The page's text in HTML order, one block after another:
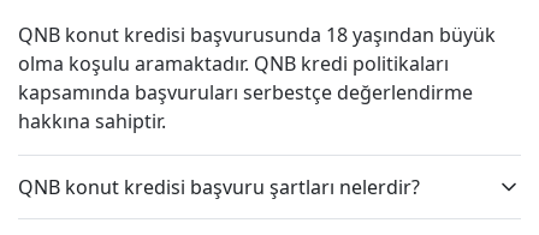
QNB konut kredisi başvurusunda 18 yaşından büyük
olma koşulu aramaktadır. QNB kredi politikaları
kapsamında başvuruları serbestçe değerlendirme
hakkına sahiptir.
QNB konut kredisi başvuru şartları nelerdir?